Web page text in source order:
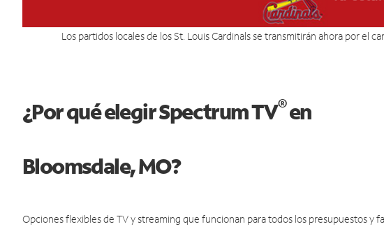
Los partidos locales de los St. Louis Cardinals se transmitirán ahora por el
¿Por qué elegir Spectrum TV®en
Bloomsdale, MO?
Opciones flexibles de TV y streaming que funcionan para todos los presupuestos y